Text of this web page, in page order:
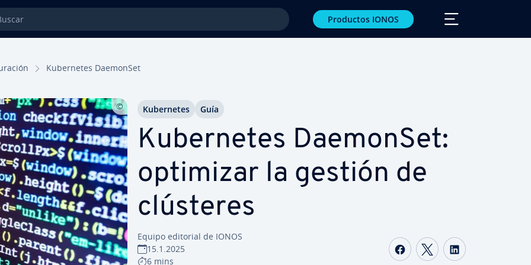
Productos IONOS
Ku­be­r­ne­tes DaemonSet
Ku­be­r­ne­tes DaemonSet:
optimizar la gestión de
clústeres
Equipo editorial de IONOS
15.1.2025
6 mins
Compartir Facebook
Compartir
Compartir
Ku­be­r­ne­tes Guía